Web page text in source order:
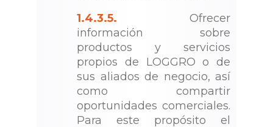
1.4.3.5. Ofrecer
información sobre
productos y servicios
propios de LOGGRO o de
sus aliados de negocio, así
como compartir
oportunidades comerciales.
Para este propósito el